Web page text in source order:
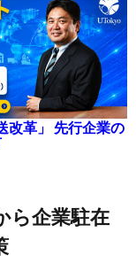
改革」 先行企業の